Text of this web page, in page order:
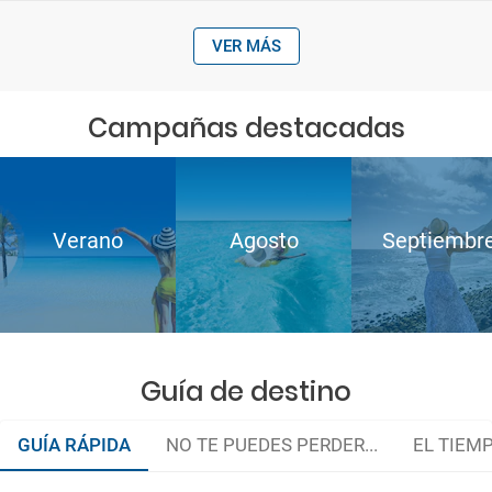
VER MÁS
Campañas destacadas
Verano Agosto
Guía de destino
GUÍA RÁPIDA NO TE PUEDES PERDER... EL